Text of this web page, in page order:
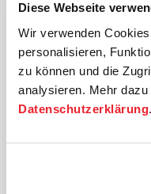
Diese Webseite
Wir verwenden
personalisieren,
zu können und die
analysieren. Mehr
Datenschutzerklärung.
Miriam Kutrowatz
Äneas Humm
Manuel Winckhler
Andreas Conrad
Silja Aalto Erste
Iris van Wijnen